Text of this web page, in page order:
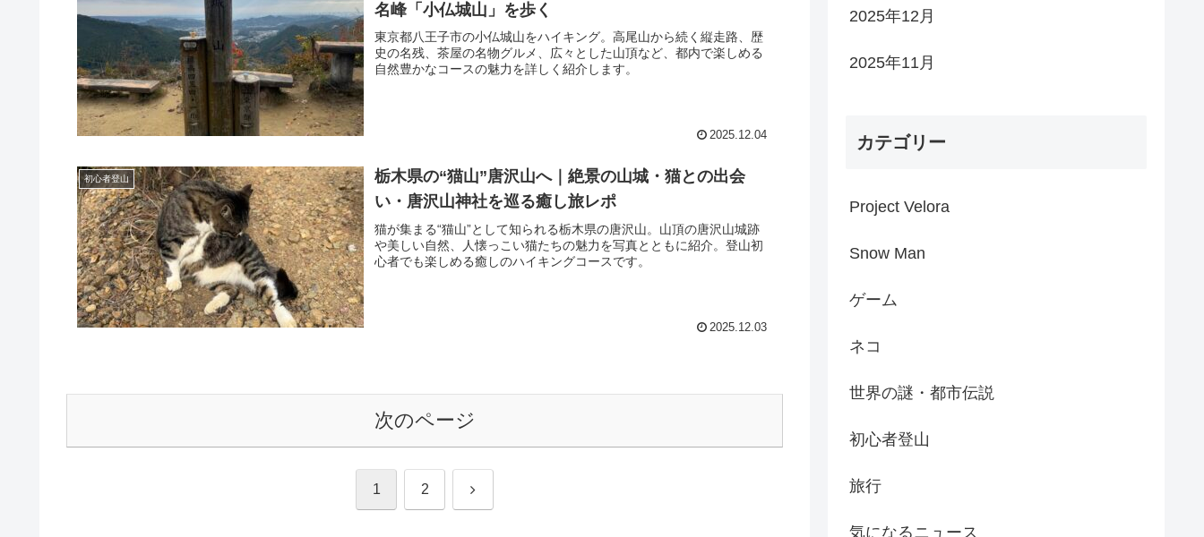
名峰「小仏城山」を歩く
東京都八王子市の小仏城山をハイキング。高尾山から続く縦走路、歴
史の名残、茶屋の名物グルメ、広々とした山頂など、都内で楽しめる
自然豊かなコースの魅力を詳しく紹介します。
2025.12.04
初心者登山
栃木県の“猫山”唐沢山へ｜絶景の山城・猫との出会
い・唐沢山神社を巡る癒し旅レポ
猫が集まる“猫山”として知られる栃木県の唐沢山。山頂の唐沢山城跡
や美しい自然、人懐っこい猫たちの魅力を写真とともに紹介。登山初
心者でも楽しめる癒しのハイキングコースです。
2025.12.03
次のページ
1 2 次
2025年12月
2025年11月
カテゴリー
Project Velora
Snow Man
ゲーム
ネコ
世界の謎・都市伝説
初心者登山
旅行
気になるニュース